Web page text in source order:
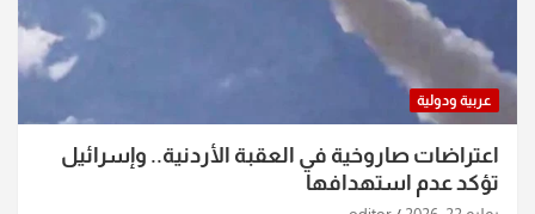
عربية ودولية
اعتراضات صاروخية في العقبة الأردنية.. وإسرائيل
تؤكد عدم استهدافها